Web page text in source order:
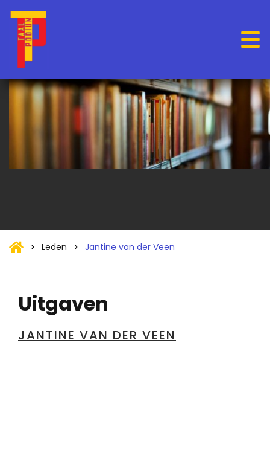
Leden Jantine van der Veen
Uitgaven
JANTINE VAN DER VEEN